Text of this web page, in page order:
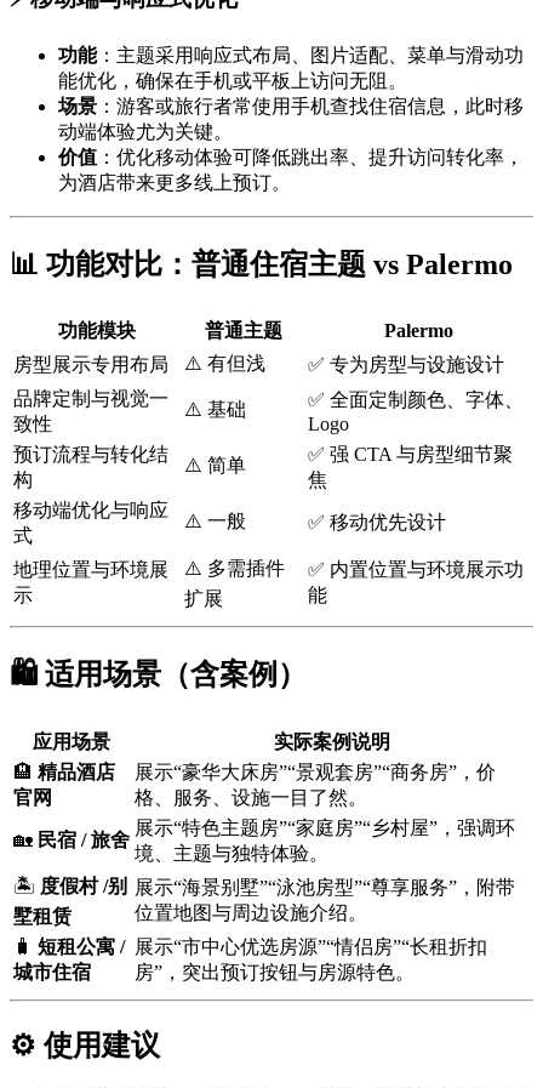
功能：主题采用响应式布局、图片适配、菜单与滑动功
能优化，确保在手机或平板上访问无阻。
场景 ：游客或旅行者常使用手机查找住宿信息，此时移
动端体验尤为关键。
价值 ：优化移动体验可降低跳出率、提升访问转化率，
为酒店带来更多线上预订。
📊 功能对比：普通住宿主题 vs Palermo
功能模块 普通主题
Palermo
房型展示专用布局
⚠️ 有但浅
✅ 专为房型与设施设计
品牌定制与视觉一
致性
⚠️ 基础
✅ 全面定制颜色、字体、
Logo
预订流程与转化结
构
⚠️ 简单
✅ 强 CTA 与房型细节聚
焦
移动端优化与响应
式
⚠️ 一般 ✅ 移动优先设计
地理位置与环境展
示
⚠️ 多需插件
扩展
✅ 内置位置与环境展示功
能
🛍️ 适用场景（含案例）
应用场景
实际案例说明
🏨 精品酒店
官网
展示“豪华大床房”“景观套房”“商务房”，价
格、服务、设施一目了然。
🏡 民宿 / 旅舍
展示“特色主题房”“家庭房”“乡村屋”，强调环
境、主题与独特体验。
🏝 度假村 /别
墅租赁
展示“海景别墅”“泳池房型”“尊享服务”，附带
位置地图与周边设施介绍。
🧳 短租公寓 /
城市住宿
展示“市中心优选房源”“情侣房”“长租折扣
房”，突出预订按钮与房源特色。
⚙️ 使用建议